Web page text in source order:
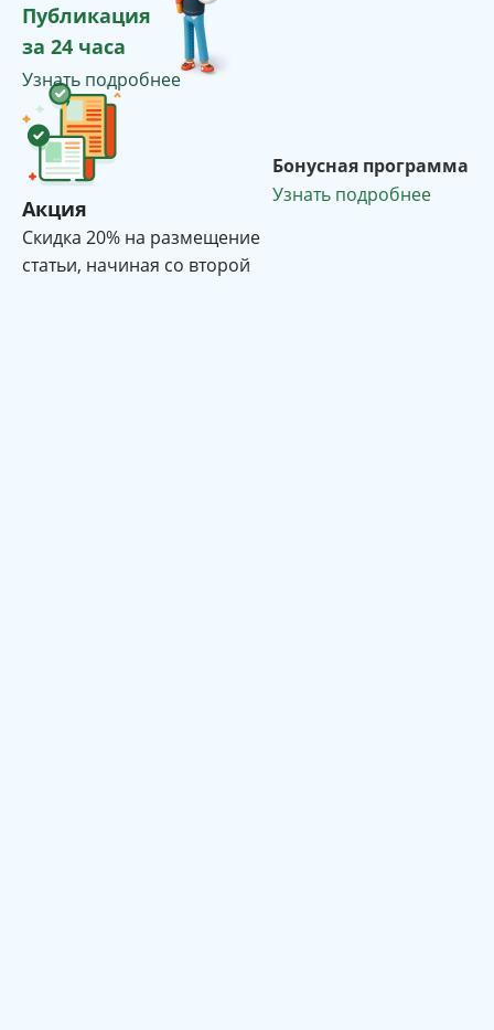
Публикация
за 24 часа
Узнать подробнее
Акция
Cкидка 20% на размещение
статьи, начиная со второй
Бонусная программа
Узнать подробнее